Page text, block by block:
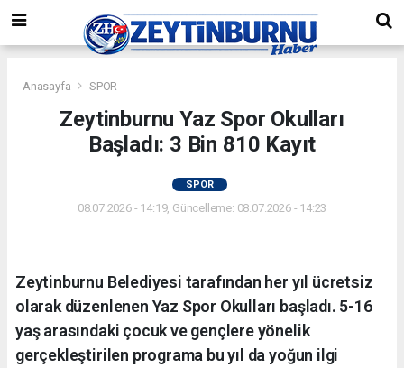
Anasayfa SPOR
Zeytinburnu Yaz Spor Okulları
Başladı: 3 Bin 810 Kayıt
SPOR
08.07.2026 - 14:19, Güncelleme: 08.07.2026 - 14:23
Zeytinburnu Belediyesi tarafından her yıl ücretsiz
olarak düzenlenen Yaz Spor Okulları başladı. 5-16
yaş arasındaki çocuk ve gençlere yönelik
gerçekleştirilen programa bu yıl da yoğun ilgi